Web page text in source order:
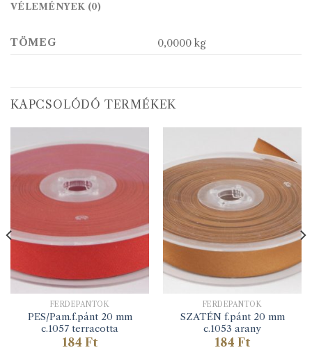
VÉLEMÉNYEK (0)
TÖMEG 0,0000 kg
KAPCSOLÓDÓ TERMÉKEK
FERDEPÁNTOK
PES/Pam.f.pánt 20 mm
c.1057 terracotta
184 Ft
FERDEPÁNTOK
SZATÉN f.pánt 20 mm
c.1053 arany
184 Ft